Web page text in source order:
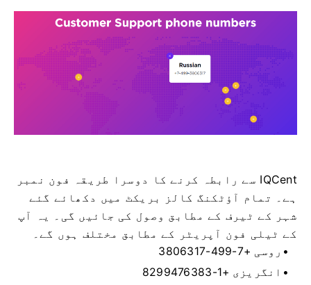
IQCent سے رابطہ کرنے کا دوسرا طریقہ فون نمبر
ہے۔ تمام آؤٹکنگ کالز بریکٹ میں دکھائے گئے
شہر کے ٹیرف کے مطابق وصول کی جائیں گی۔ یہ آپ
کے ٹیلی فون آپریٹر کے مطابق مختلف ہوں گے۔
روسی +7-499-3806317
انگریزی +1-8299476383